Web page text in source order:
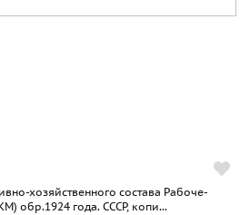
хозяйственного состава Рабоче-
обр.1924 года. СССР, копи...